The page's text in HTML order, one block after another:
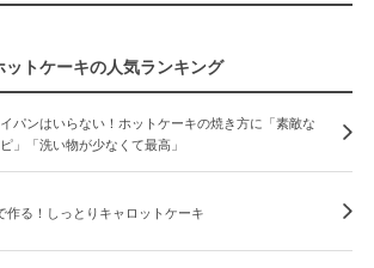
ットケーキの人気ランキング
パンはいらない！ホットケーキの焼き方に「素敵な
」「洗い物が少なくて最高」
作る！しっとりキャロットケーキ